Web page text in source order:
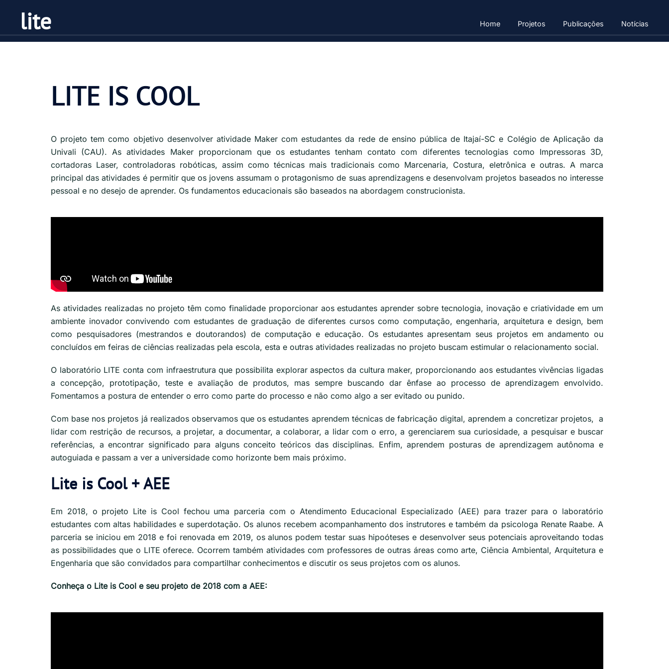
lite Home Projetos Publicações Notícias
LITE IS COOL
O projeto tem como objetivo desenvolver atividade Maker com estudantes da rede de ensino pública de Itajaí-SC e Colégio de Aplicação da
Univali (CAU). As atividades Maker proporcionam que os estudantes tenham contato com diferentes tecnologias como Impressoras 3D,
cortadoras Laser, controladoras robóticas, assim como técnicas mais tradicionais como Marcenaria, Costura, eletrônica e outras. A marca
principal das atividades é permitir que os jovens assumam o protagonismo de suas aprendizagens e desenvolvam projetos baseados no interesse
pessoal e no desejo de aprender. Os fundamentos educacionais são baseados na abordagem construcionista.
As atividades realizadas no projeto têm como finalidade proporcionar aos estudantes aprender sobre tecnologia, inovação e criatividade em um
ambiente inovador convivendo com estudantes de graduação de diferentes cursos como computação, engenharia, arquitetura e design, bem
como pesquisadores (mestrandos e doutorandos) de computação e educação. Os estudantes apresentam seus projetos em andamento ou
concluídos em feiras de ciências realizadas pela escola, esta e outras atividades realizadas no projeto buscam estimular o relacionamento social.
O laboratório LITE conta com infraestrutura que possibilita explorar aspectos da cultura maker, proporcionando aos estudantes vivências ligadas
a concepção, prototipação, teste e avaliação de produtos, mas sempre buscando dar ênfase ao processo de aprendizagem envolvido.
Fomentamos a postura de entender o erro como parte do processo e não como algo a ser evitado ou punido.
Com base nos projetos já realizados observamos que os estudantes aprendem técnicas de fabricação digital, aprendem a concretizar projetos, a
lidar com restrição de recursos, a projetar, a documentar, a colaborar, a lidar com o erro, a gerenciarem sua curiosidade, a pesquisar e buscar
referências, a encontrar significado para alguns conceito teóricos das disciplinas. Enfim, aprendem posturas de aprendizagem autônoma e
autoguiada e passam a ver a universidade como horizonte bem mais próximo.
Lite is Cool + AEE
Em 2018, o projeto Lite is Cool fechou uma parceria com o Atendimento Educacional Especializado (AEE) para trazer para o laboratório
estudantes com altas habilidades e superdotação. Os alunos recebem acompanhamento dos instrutores e também da psicologa Renate Raabe. A
parceria se iniciou em 2018 e foi renovada em 2019, os alunos podem testar suas hipoóteses e desenvolver seus potenciais aproveitando todas
as possibilidades que o LITE oferece. Ocorrem também atividades com professores de outras áreas como arte, Ciência Ambiental, Arquitetura e
Engenharia que são convidados para compartilhar conhecimentos e discutir os seus projetos com os alunos.
Conheça o Lite is Cool e seu projeto de 2018 com a AEE: